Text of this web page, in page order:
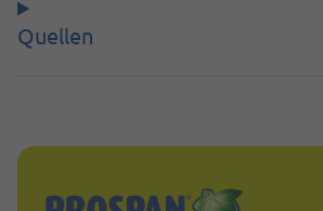
Quellen